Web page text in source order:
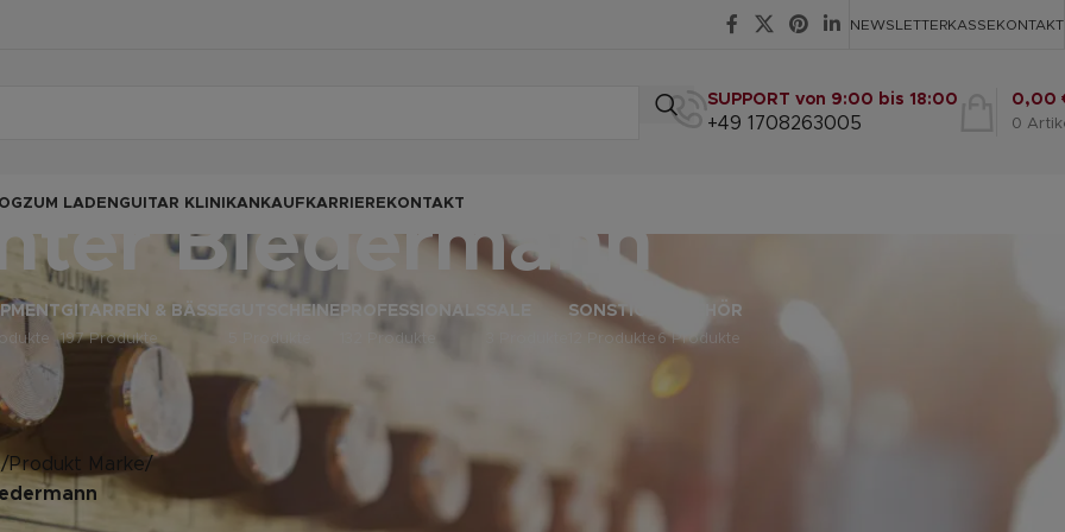
NEWSLETTERKASSEKONTAKT
SUPPORT von 9:00 bis 18:00
+49 1708263005 0
0,00
ZUM LADEN GUITAR KLINIKANKAUF KARRIERE KONTAKT
Biedermann
GITARREN & BÄSSE
197 Produkte
GUTSCHEINE PROFESSIONALS
132 Produkte
SONSTIGE
12 Produkte
ZUBEHÖR
6 Produkte
/Produkt Marke/